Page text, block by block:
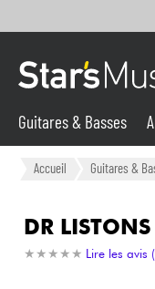
Guitares
Synthés &
Micros &
Guitares & Basses
Accueil Guitares &
DR LISTONS
★ ★ ★ ★ ★
★ ★ ★ ★ ★ Lire les avis